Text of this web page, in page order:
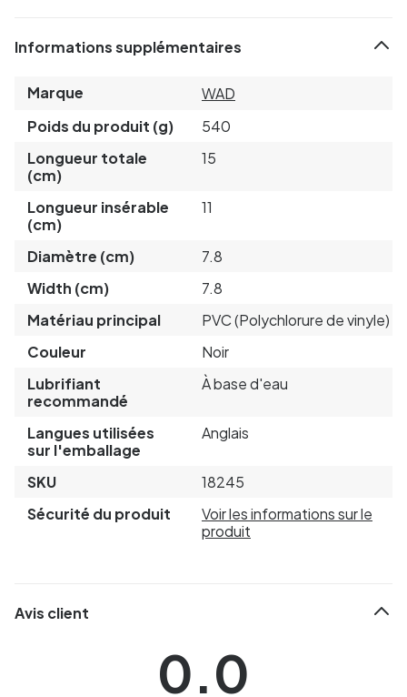
Informations supplémentaires
Marque
WAD
Poids du produit (g)
540
Longueur totale
(cm)
15
Longueur insérable
(cm)
11
Diamètre (cm)
7.8
Width (cm)
7.8
Matériau principal
PVC (Polychlorure de vinyle)
Couleur
Noir
Lubrifiant
recommandé
À base d'eau
Langues utilisées
sur l'emballage
Anglais
SKU
18245
Sécurité du produit
Voir les informations sur le
produit
Avis client
0.0